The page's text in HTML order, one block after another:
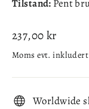
Tilstand: Pent
Ordinær
pris
237,00 kr
Moms evt.
Worldwide